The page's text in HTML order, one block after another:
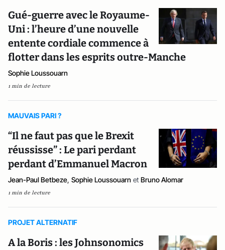
Gué-guerre avec le Royaume-
Uni : l’heure d’une nouvelle
entente cordiale commence à
flotter dans les esprits outre-Manche
Sophie Loussouarn
1 min de lecture
MAUVAIS PARI ?
“Il ne faut pas que le Brexit
réussisse” : Le pari perdant
perdant d’Emmanuel Macron
Jean-Paul Betbeze, Sophie Loussouarn et Bruno Alomar
1 min de lecture
PROJET ALTERNATIF
A la Boris : les Johnsonomics